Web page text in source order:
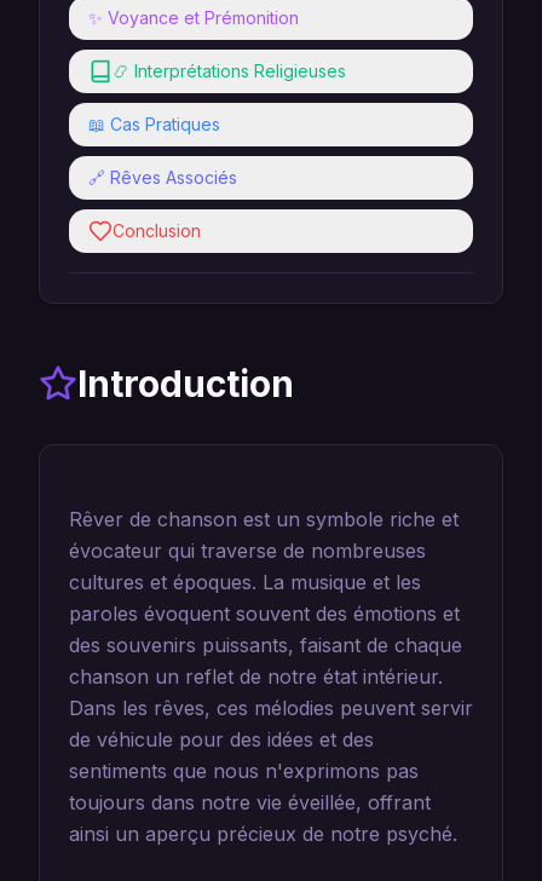
✨ Voyance et Prémonition
📿 Interprétations Religieuses
📖 Cas Pratiques
🔗 Rêves Associés
Conclusion
Introduction
Rêver de chanson est un symbole riche et
évocateur qui traverse de nombreuses
cultures et époques. La musique et les
paroles évoquent souvent des émotions et
des souvenirs puissants, faisant de chaque
chanson un reflet de notre état intérieur.
Dans les rêves, ces mélodies peuvent servir
de véhicule pour des idées et des
sentiments que nous n'exprimons pas
toujours dans notre vie éveillée, offrant
ainsi un aperçu précieux de notre psyché.